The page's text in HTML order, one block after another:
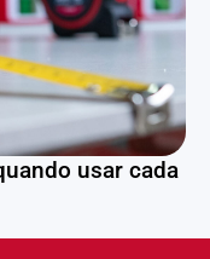
usar cada